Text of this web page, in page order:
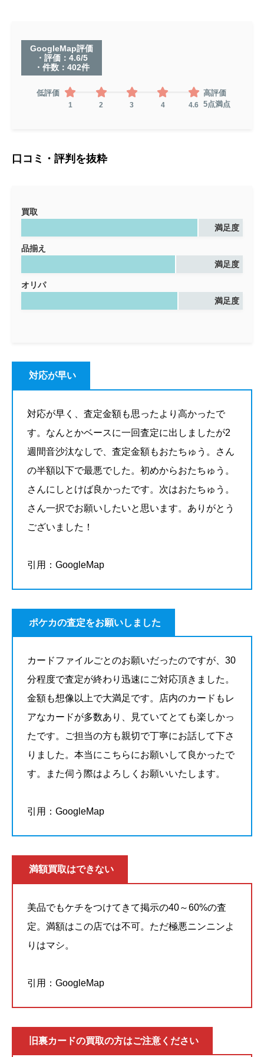
GoogleMap評価
・評価：4.6/5
・件数：402件
低評価
1 2 3 4 4.6
高評価
5点満点
口コミ・評判を抜粋
買取
満足度
品揃え
満足度
オリパ
満足度
対応が早い
対応が早く、査定金額も思ったより高かったで
す。なんとかベースに一回査定に出しましたが2
週間音沙汰なしで、査定金額もおたちゅう。さん
の半額以下で最悪でした。初めからおたちゅう。
さんにしとけば良かったです。次はおたちゅう。
さん一択でお願いしたいと思います。ありがとう
ございました！
引用：GoogleMap
ポケカの査定をお願いしました
カードファイルごとのお願いだったのですが、30
分程度で査定が終わり迅速にご対応頂きました。
金額も想像以上で大満足です。店内のカードもレ
アなカードが多数あり、見ていてとても楽しかっ
たです。ご担当の方も親切で丁寧にお話して下さ
りました。本当にこちらにお願いして良かったで
す。また伺う際はよろしくお願いいたします。
引用：GoogleMap
満額買取はできない
美品でもケチをつけてきて掲示の40～60%の査
定。満額はこの店では不可。ただ極悪ニンニンよ
りはマシ。
引用：GoogleMap
旧裏カードの買取の方はご注意ください